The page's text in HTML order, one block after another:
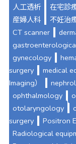
人工透析
在宅診
産婦人科
不妊治
CT scanner
gynecology
surgery
medical
Imaging）
ophthalmology
otolaryngology
surgery
Positron
Radiological